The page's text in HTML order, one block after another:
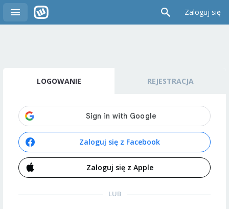
Zaloguj się
LOGOWANIE REJESTRACJA
Zaloguj się z Facebook
Zaloguj się z Apple
LUB